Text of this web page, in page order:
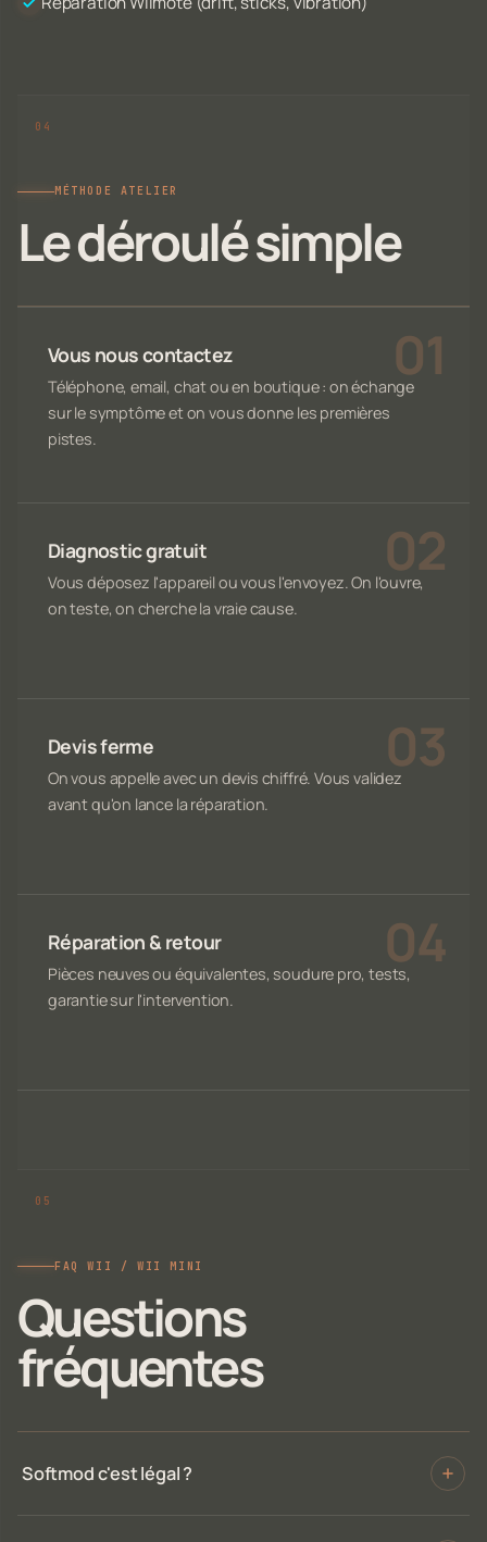
MÉTHODE ATELIER
Le déroulé simple
Vous nous contactez
Téléphone, email, chat ou en boutique : on échange
sur le symptôme et on vous donne les premières
pistes.
Diagnostic gratuit
Vous déposez l'appareil ou vous l'envoyez. On l'ouvre,
on teste, on cherche la vraie cause.
Devis ferme
On vous appelle avec un devis chiffré. Vous validez
avant qu'on lance la réparation.
Réparation & retour
Pièces neuves ou équivalentes, soudure pro, tests,
garantie sur l'intervention.
FAQ WII / WII MINI
Questions
fréquentes
Softmod c'est légal ?